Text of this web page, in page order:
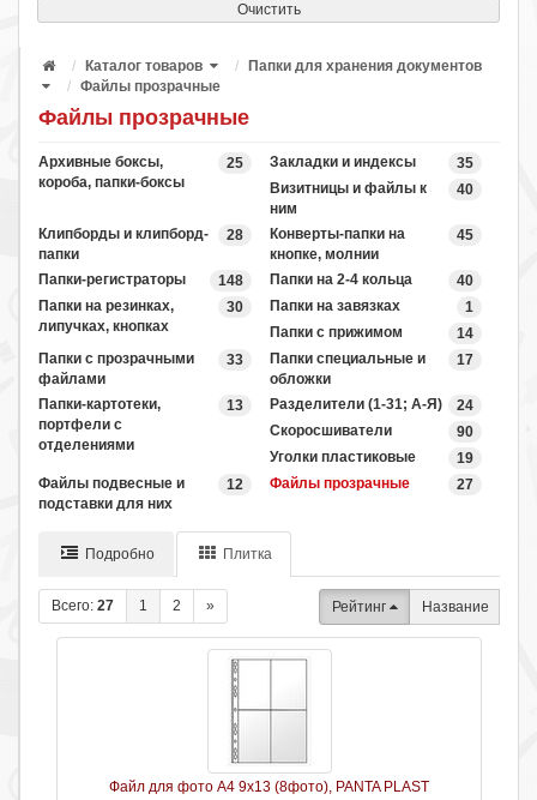
Очистить
Каталог товаров
Папки для хранения документов
Файлы прозрачные
Файлы прозрачные
25
Архивные боксы,
короба, папки-боксы
35
Закладки и индексы
40
Визитницы и файлы к
ним
28
Клипборды и клипборд-
папки
45
Конверты-папки на
кнопке, молнии
148
Папки-регистраторы 40
Папки на 2-4 кольца
30
Папки на резинках,
липучках, кнопках
1
Папки на завязках
14
Папки с прижимом
33
Папки с прозрачными
файлами
17
Папки специальные и
обложки
13
Папки-картотеки,
портфели с
отделениями
24
Разделители (1-31; А-Я)
90
Скоросшиватели
19
Уголки пластиковые
12
Файлы подвесные и
подставки для них
27
Файлы прозрачные
Подробно Плитка
Всего: 27 1 2 » Рейтинг Название
Файл для фото А4 9х13 (8фото), PANTA PLAST